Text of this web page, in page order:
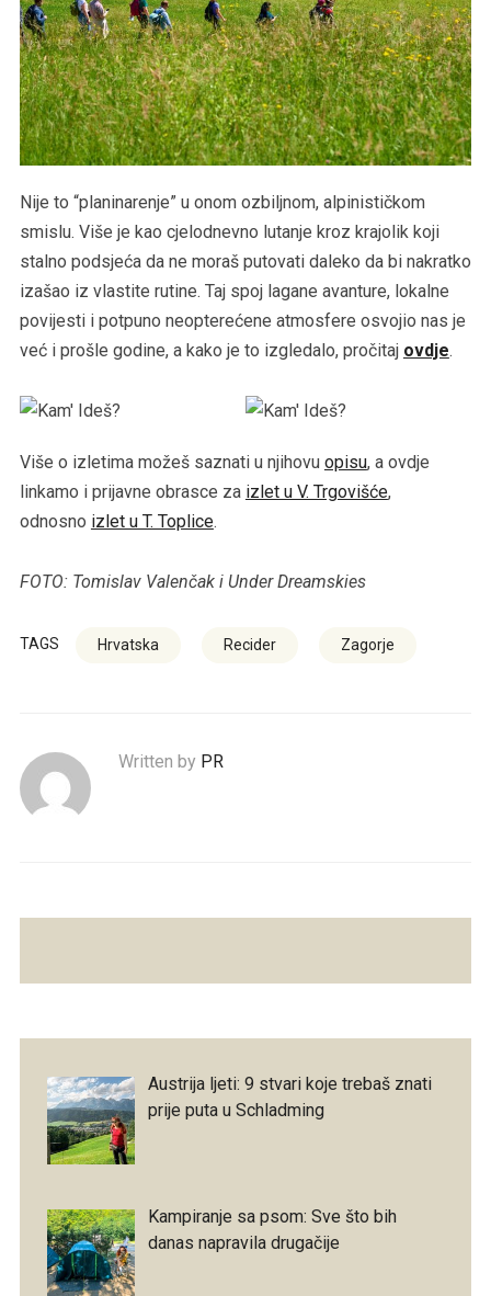
Nije to “planinarenje” u onom ozbiljnom, alpinističkom
smislu. Više je kao cjelodnevno lutanje kroz krajolik koji
stalno podsjeća da ne moraš putovati daleko da bi nakratko
izašao iz vlastite rutine. Taj spoj lagane avanture, lokalne
povijesti i potpuno neopterećene atmosfere osvojio nas je
već i prošle godine, a kako je to izgledalo, pročitaj ovdje.
Više o izletima možeš saznati u njihovu opisu, a ovdje
linkamo i prijavne obrasce za izlet u V. Trgovišće,
odnosno izlet u T. Toplice.
FOTO: Tomislav Valenčak i Under Dreamskies
TAGS Hrvatska Recider Zagorje
Written by PR
Austrija ljeti: 9 stvari koje trebaš znati
prije puta u Schladming
Kampiranje sa psom: Sve što bih
danas napravila drugačije